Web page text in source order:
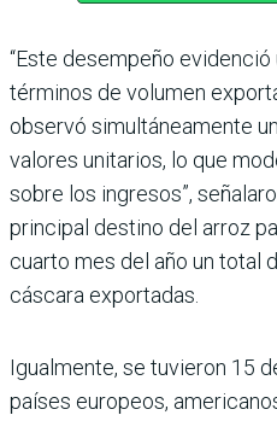
“Este desem­peño
términos de volumen
observó simul­táneamente
valores unitarios, lo que
sobre los ingresos”,
principal destino del arroz
cuarto mes del año un total
cáscara exportadas.
Igualmente, se tuvieron 15
países euro­peos,